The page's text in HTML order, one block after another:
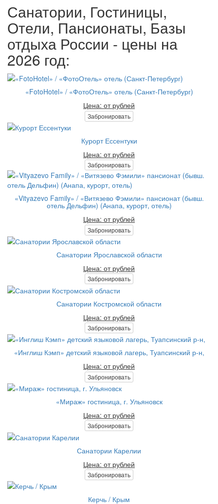
Санатории, Гостиницы,
Отели, Пансионаты, Базы
отдыха России - цены на
2026 год:
«FotoHotel» / «ФотоОтель» отель (Санкт-Петербург)
Цена: от рублей
Забронировать
Курорт Ессентуки
Цена: от рублей
Забронировать
«Vityazevo Family» / «Витязево Фэмили» пансионат (бывш.
отель Дельфин) (Анапа, курорт, отель)
Цена: от рублей
Забронировать
Санатории Ярославской области
Цена: от рублей
Забронировать
Санатории Костромской области
Цена: от рублей
Забронировать
«Инглиш Кэмп» детский языковой лагерь, Туапсинский р-н,
Цена: от рублей
Забронировать
«Мираж» гостиница, г. Ульяновск
Цена: от рублей
Забронировать
Санатории Карелии
Цена: от рублей
Забронировать
Керчь / Крым